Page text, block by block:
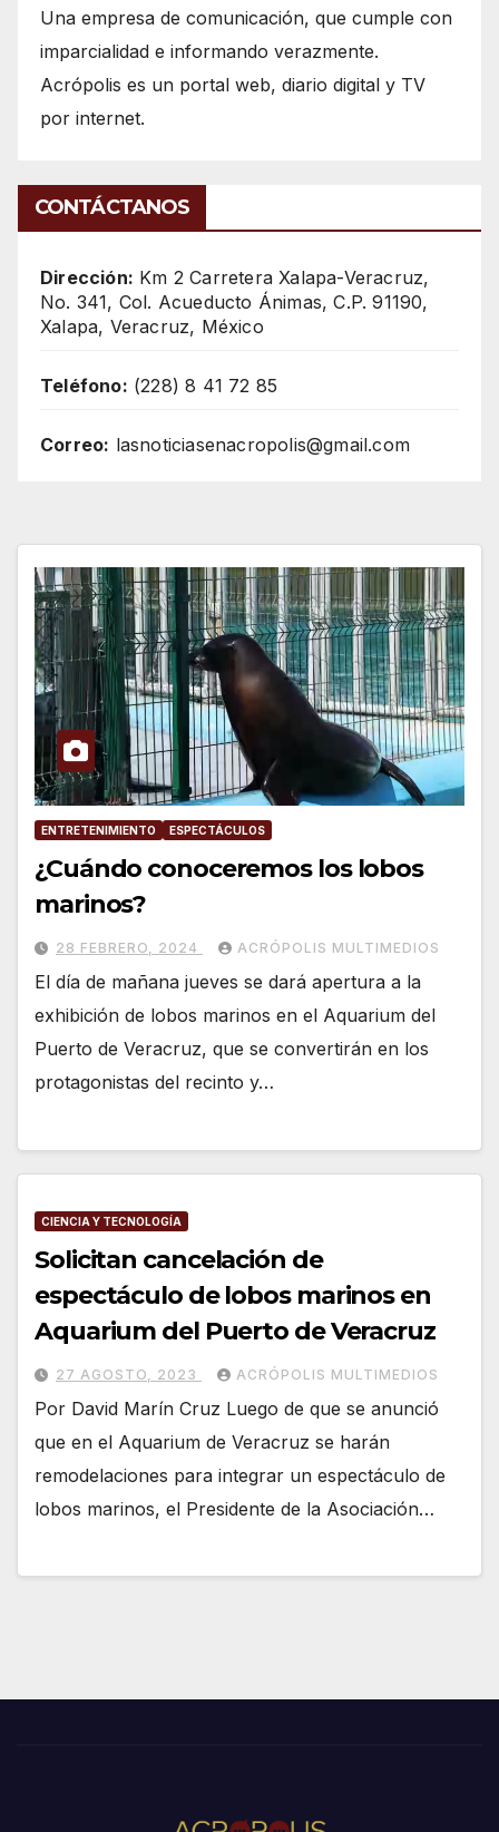
Una empresa de comunicación, que cumple con
imparcialidad e informando verazmente.
Acrópolis es un portal web, diario digital y TV
por internet.
CONTÁCTANOS
Dirección: Km 2 Carretera Xalapa-Veracruz,
No. 341, Col. Acueducto Ánimas, C.P. 91190,
Xalapa, Veracruz, México
Teléfono: (228) 8 41 72 85
Correo: lasnoticiasenacropolis@gmail.com
ENTRETENIMIENTO ESPECTÁCULOS
¿Cuándo conoceremos los lobos
marinos?
28 FEBRERO, 2024 ACRÓPOLIS MULTIMEDIOS
El día de mañana jueves se dará apertura a la
exhibición de lobos marinos en el Aquarium del
Puerto de Veracruz, que se convertirán en los
protagonistas del recinto y…
CIENCIA Y TECNOLOGÍA
Solicitan cancelación de
espectáculo de lobos marinos en
Aquarium del Puerto de Veracruz
27 AGOSTO, 2023 ACRÓPOLIS MULTIMEDIOS
Por David Marín Cruz Luego de que se anunció
que en el Aquarium de Veracruz se harán
remodelaciones para integrar un espectáculo de
lobos marinos, el Presidente de la Asociación…